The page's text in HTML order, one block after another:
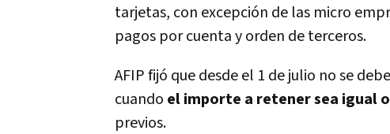
tarjetas, con excepción de las micro
pagos por cuenta y orden de terceros.
AFIP fijó que desde el 1 de julio no se
cuando el importe a retener sea igual
previos.